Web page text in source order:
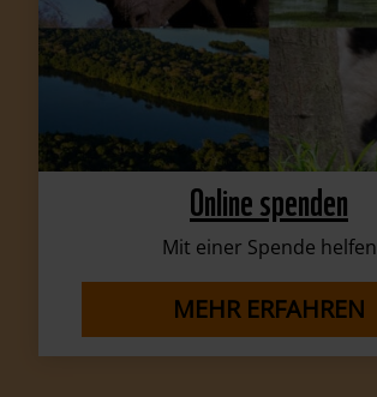
Online spenden
Mit einer Spende helfen
MEHR ERFAHREN